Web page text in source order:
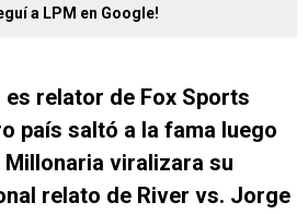
a LPM en Google!
relator de Fox Sports
país saltó a la fama luego
Millonaria viralizara su
relato de River vs. Jorge